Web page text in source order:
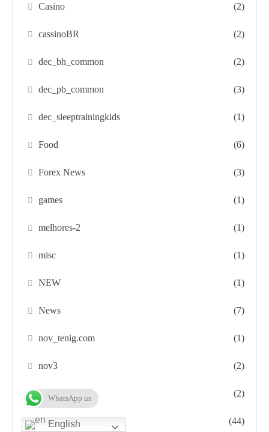
Casino (2)
cassinoBR (2)
dec_bh_common (2)
dec_pb_common (3)
dec_sleeptrainingkids (1)
Food (6)
Forex News (3)
games (1)
melhores-2 (1)
misc (1)
NEW (1)
News (7)
nov_tenig.com (1)
nov3 (2)
nov5 (2)
Post (44)
English
WhatsApp us